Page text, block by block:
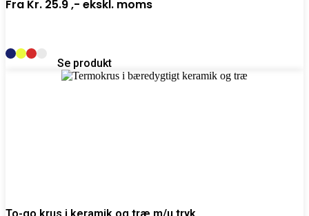
Fra Kr. 25.9 ,- ekskl. moms
Se produkt